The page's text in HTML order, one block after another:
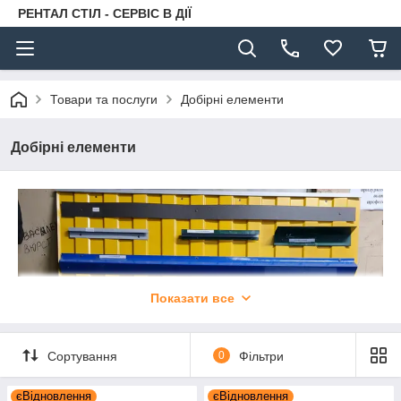
РЕНТАЛ СТІЛ - СЕРВІС В ДІЇ
Товари та послуги Добірні елементи
Добірні елементи
Показати все
Сортування 0 Фільтри
єВідновлення єВідновлення